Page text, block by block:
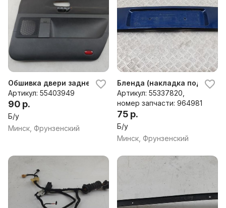
Обшивка двери задней правой (дверная карта) Volksw
Артикул: 55403949
90 р.
Б/у
Минск, Фрунзенский
Бленда (накладка под
Артикул: 55337820,
номер запчасти: 964981
75 р.
Б/у
Минск, Фрунзенский